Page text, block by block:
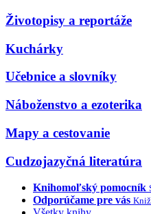
Životopisy a reportáže
Kuchárky
Učebnice a slovníky
Náboženstvo a ezoterika
Mapy a cestovanie
Cudzojazyčná literatúra
Knihomoľský pomocník
Odporúčame pre vás